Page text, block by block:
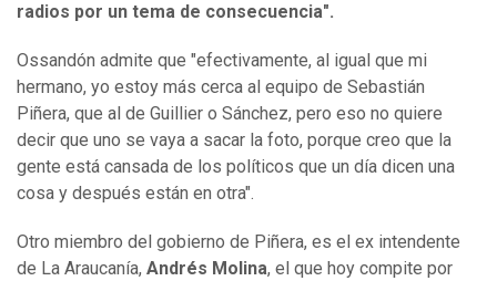
radios por un tema de consecuencia".
Ossandón admite que "efectivamente, al igual que mi
hermano, yo estoy más cerca al equipo de Sebastián
Piñera, que al de Guillier o Sánchez, pero eso no quiere
decir que uno se vaya a sacar la foto, porque creo que la
gente está cansada de los políticos que un día dicen una
cosa y después están en otra".
Otro miembro del gobierno de Piñera, es el ex intendente
de La Araucanía, Andrés Molina, el que hoy compite por